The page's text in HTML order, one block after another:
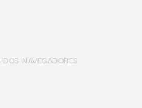
NAVEGADORES